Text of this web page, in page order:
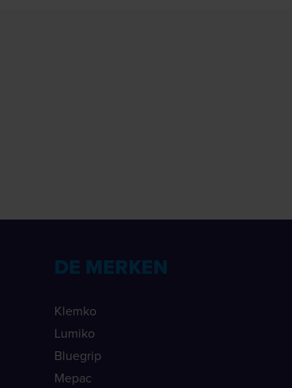
DE MERKEN
Klemko
Lumiko
Bluegrip
Mepac